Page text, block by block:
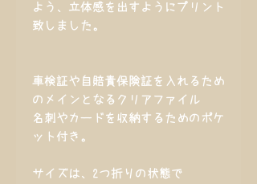
よう、立体感を出すようにプリント
致しました。
車検証や自賠責保険証を入れるため
のメインとなるクリアファイル
名刺やカードを収納するためのポケ
ット付き。
サイズは、2つ折りの状態で